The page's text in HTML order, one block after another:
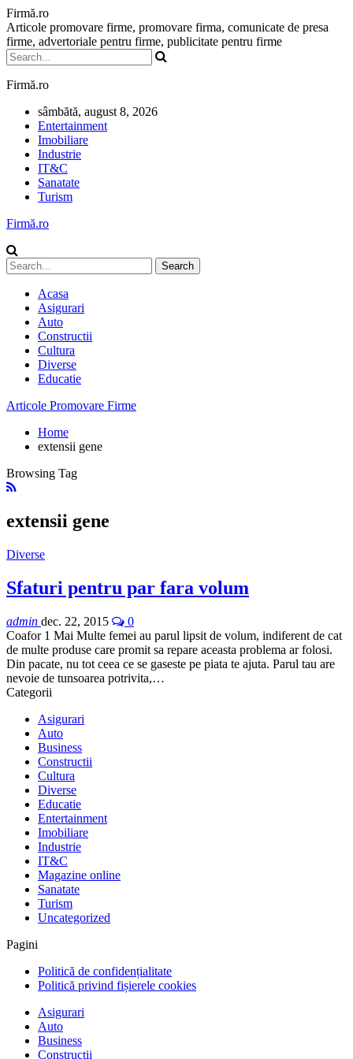
Firmă.ro
Articole promovare firme, promovare firma, comunicate de presa
firme, advertoriale pentru firme, publicitate pentru firme
Firmă.ro
sâmbătă, august 8, 2026
Entertainment
Imobiliare
Industrie
IT&C
Sanatate
Turism
Firmă.ro
Acasa
Asigurari
Auto
Constructii
Cultura
Diverse
Educatie
Articole Promovare Firme
Home
extensii gene
Browsing Tag
extensii gene
Diverse
Sfaturi pentru par fara volum
admin dec. 22, 2015
0
Coafor 1 Mai Multe femei au parul lipsit de volum, indiferent de cat
de multe produse care promit sa repare aceasta problema ar folosi.
Din pacate, nu tot ceea ce se gaseste pe piata te ajuta. Parul tau are
nevoie de tunsoarea potrivita,…
Categorii
Asigurari
Auto
Business
Constructii
Cultura
Diverse
Educatie
Entertainment
Imobiliare
Industrie
IT&C
Magazine online
Sanatate
Turism
Uncategorized
Pagini
Politică de confidențialitate
Politică privind fișierele cookies
Asigurari
Auto
Business
Constructii